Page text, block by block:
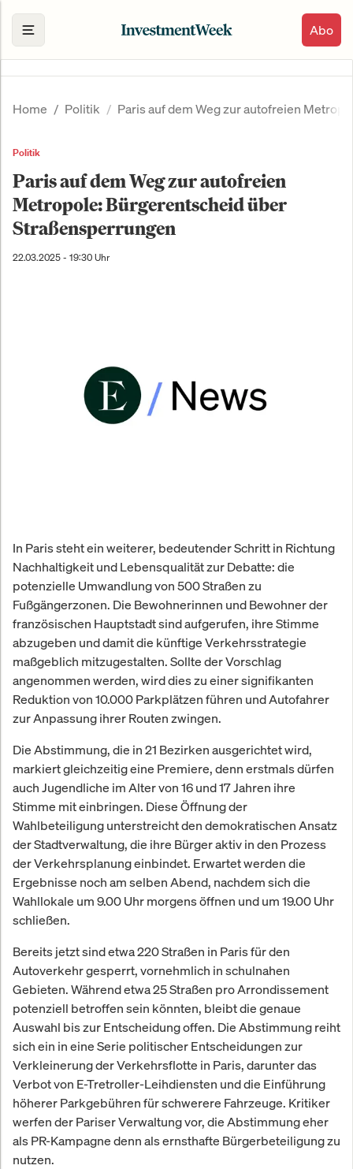
Abo
Home Politik Paris auf dem Weg zur autofreien
Politik
Paris auf dem Weg zur autofreien
Metropole: Bürgerentscheid über
Straßensperrungen
22.03.2025 - 19:30 Uhr
In Paris steht ein weiterer, bedeutender Schritt in Richtung
Nachhaltigkeit und Lebensqualität zur Debatte: die
potenzielle Umwandlung von 500 Straßen zu
Fußgängerzonen. Die Bewohnerinnen und Bewohner der
französischen Hauptstadt sind aufgerufen, ihre Stimme
abzugeben und damit die künftige Verkehrsstrategie
maßgeblich mitzugestalten. Sollte der Vorschlag
angenommen werden, wird dies zu einer signifikanten
Reduktion von 10.000 Parkplätzen führen und Autofahrer
zur Anpassung ihrer Routen zwingen.
Die Abstimmung, die in 21 Bezirken ausgerichtet wird,
markiert gleichzeitig eine Premiere, denn erstmals dürfen
auch Jugendliche im Alter von 16 und 17 Jahren ihre
Stimme mit einbringen. Diese Öffnung der
Wahlbeteiligung unterstreicht den demokratischen Ansatz
der Stadtverwaltung, die ihre Bürger aktiv in den Prozess
der Verkehrsplanung einbindet. Erwartet werden die
Ergebnisse noch am selben Abend, nachdem sich die
Wahllokale um 9.00 Uhr morgens öffnen und um 19.00 Uhr
schließen.
Bereits jetzt sind etwa 220 Straßen in Paris für den
Autoverkehr gesperrt, vornehmlich in schulnahen
Gebieten. Während etwa 25 Straßen pro Arrondissement
potenziell betroffen sein könnten, bleibt die genaue
Auswahl bis zur Entscheidung offen. Die Abstimmung reiht
sich ein in eine Serie politischer Entscheidungen zur
Verkleinerung der Verkehrsflotte in Paris, darunter das
Verbot von E-Tretroller-Leihdiensten und die Einführung
höherer Parkgebühren für schwerere Fahrzeuge. Kritiker
werfen der Pariser Verwaltung vor, die Abstimmung eher
als PR-Kampagne denn als ernsthafte Bürgerbeteiligung zu
nutzen.